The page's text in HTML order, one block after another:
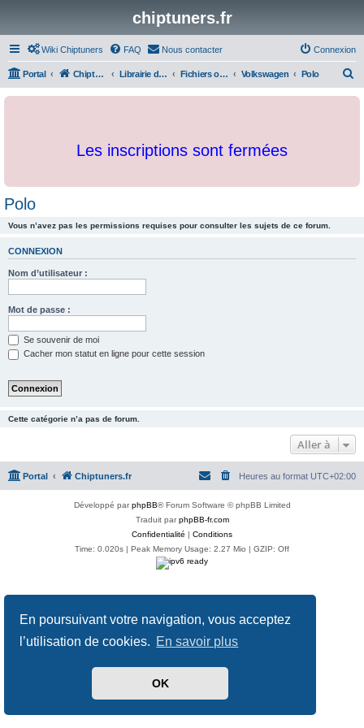
En poursuivant votre navigation, vous acceptez
l’utilisation de cookies. En savoir plus
OK
chiptuners.fr
Wiki Chiptuners FAQ Nous contacter Connexion
Portal Chiptuners.fr Librairie de documents et originaux Fichiers originaux Volkswagen Polo
c
Les inscriptions sont fermées
Polo
Vous n’avez pas les permissions requises pour consulter les sujets de ce forum.
CONNEXION
Nom d’utilisateur :
Mot de passe :
Se souvenir de moi
Cacher mon statut en ligne pour cette session
Cette catégorie n’a pas de forum.
Aller à
Portal Chiptuners.fr Heures au format UTC+02:00
Développé parphpBB® Forum Software © phpBB Limited
Traduit parphpBB-fr.com
Confidentialité | Conditions
Time: 0.020s | Peak Memory Usage: 2.27 Mio | GZIP: Off